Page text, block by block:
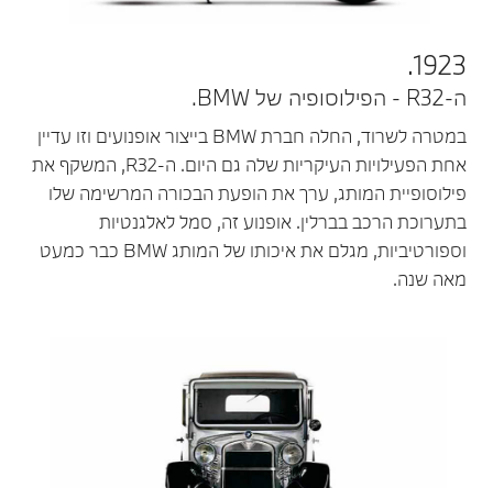
1923.
ה-R32 - הפילוסופיה של BMW.
במטרה לשרוד, החלה חברת BMW בייצור אופנועים וזו עדיין
אחת הפעילויות העיקריות שלה גם היום. ה-R32, המשקף את
פילוסופיית המותג, ערך את הופעת הבכורה המרשימה שלו
בתערוכת הרכב בברלין. אופנוע זה, סמל לאלגנטיות
וספורטיביות, מגלם את איכותו של המותג BMW כבר כמעט
מאה שנה.